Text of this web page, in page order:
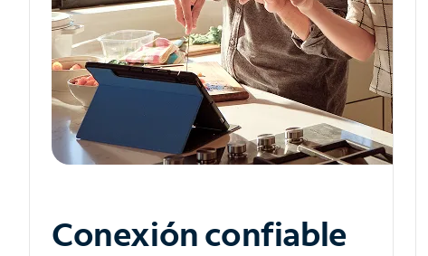
Conexión confiable